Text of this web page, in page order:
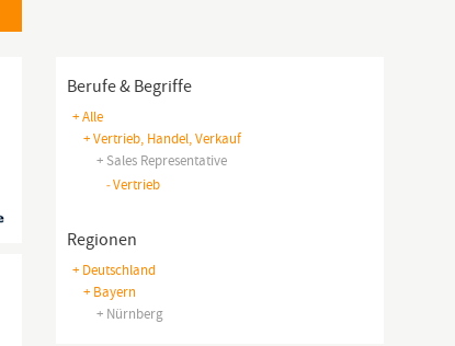
Berufe & Begriffe
+ Alle
+ Vertrieb, Handel, Verkauf
+ Sales Representative
-Vertrieb
Regionen
+ Deutschland
+ Bayern
+ Nürnberg